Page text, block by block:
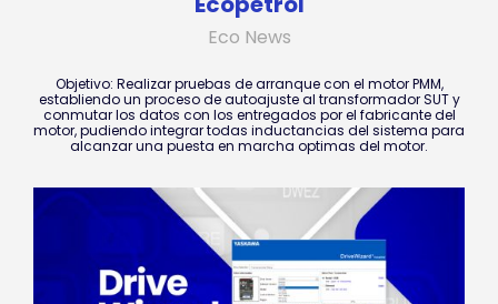
Eco News
Objetivo: Realizar pruebas de arranque con el motor PMM,
establiendo un proceso de autoajuste al transformador SUT y
conmutar los datos con los entregados por el fabricante del
motor, pudiendo integrar todas inductancias del sistema para
alcanzar una puesta en marcha optimas del motor.